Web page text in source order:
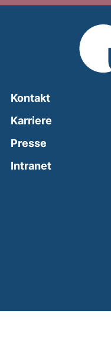
Kontakt
Karriere
Presse
Intranet(external